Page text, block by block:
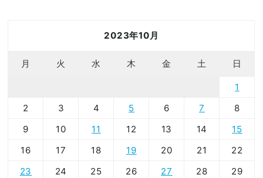
2023年10月
月 火 水 木 金 土 日
1
2
3 4 5 6 7
8
9
10 11 12 13 14
15
16
17 18 19 20 21
22
23
24 25 26 27 28
29